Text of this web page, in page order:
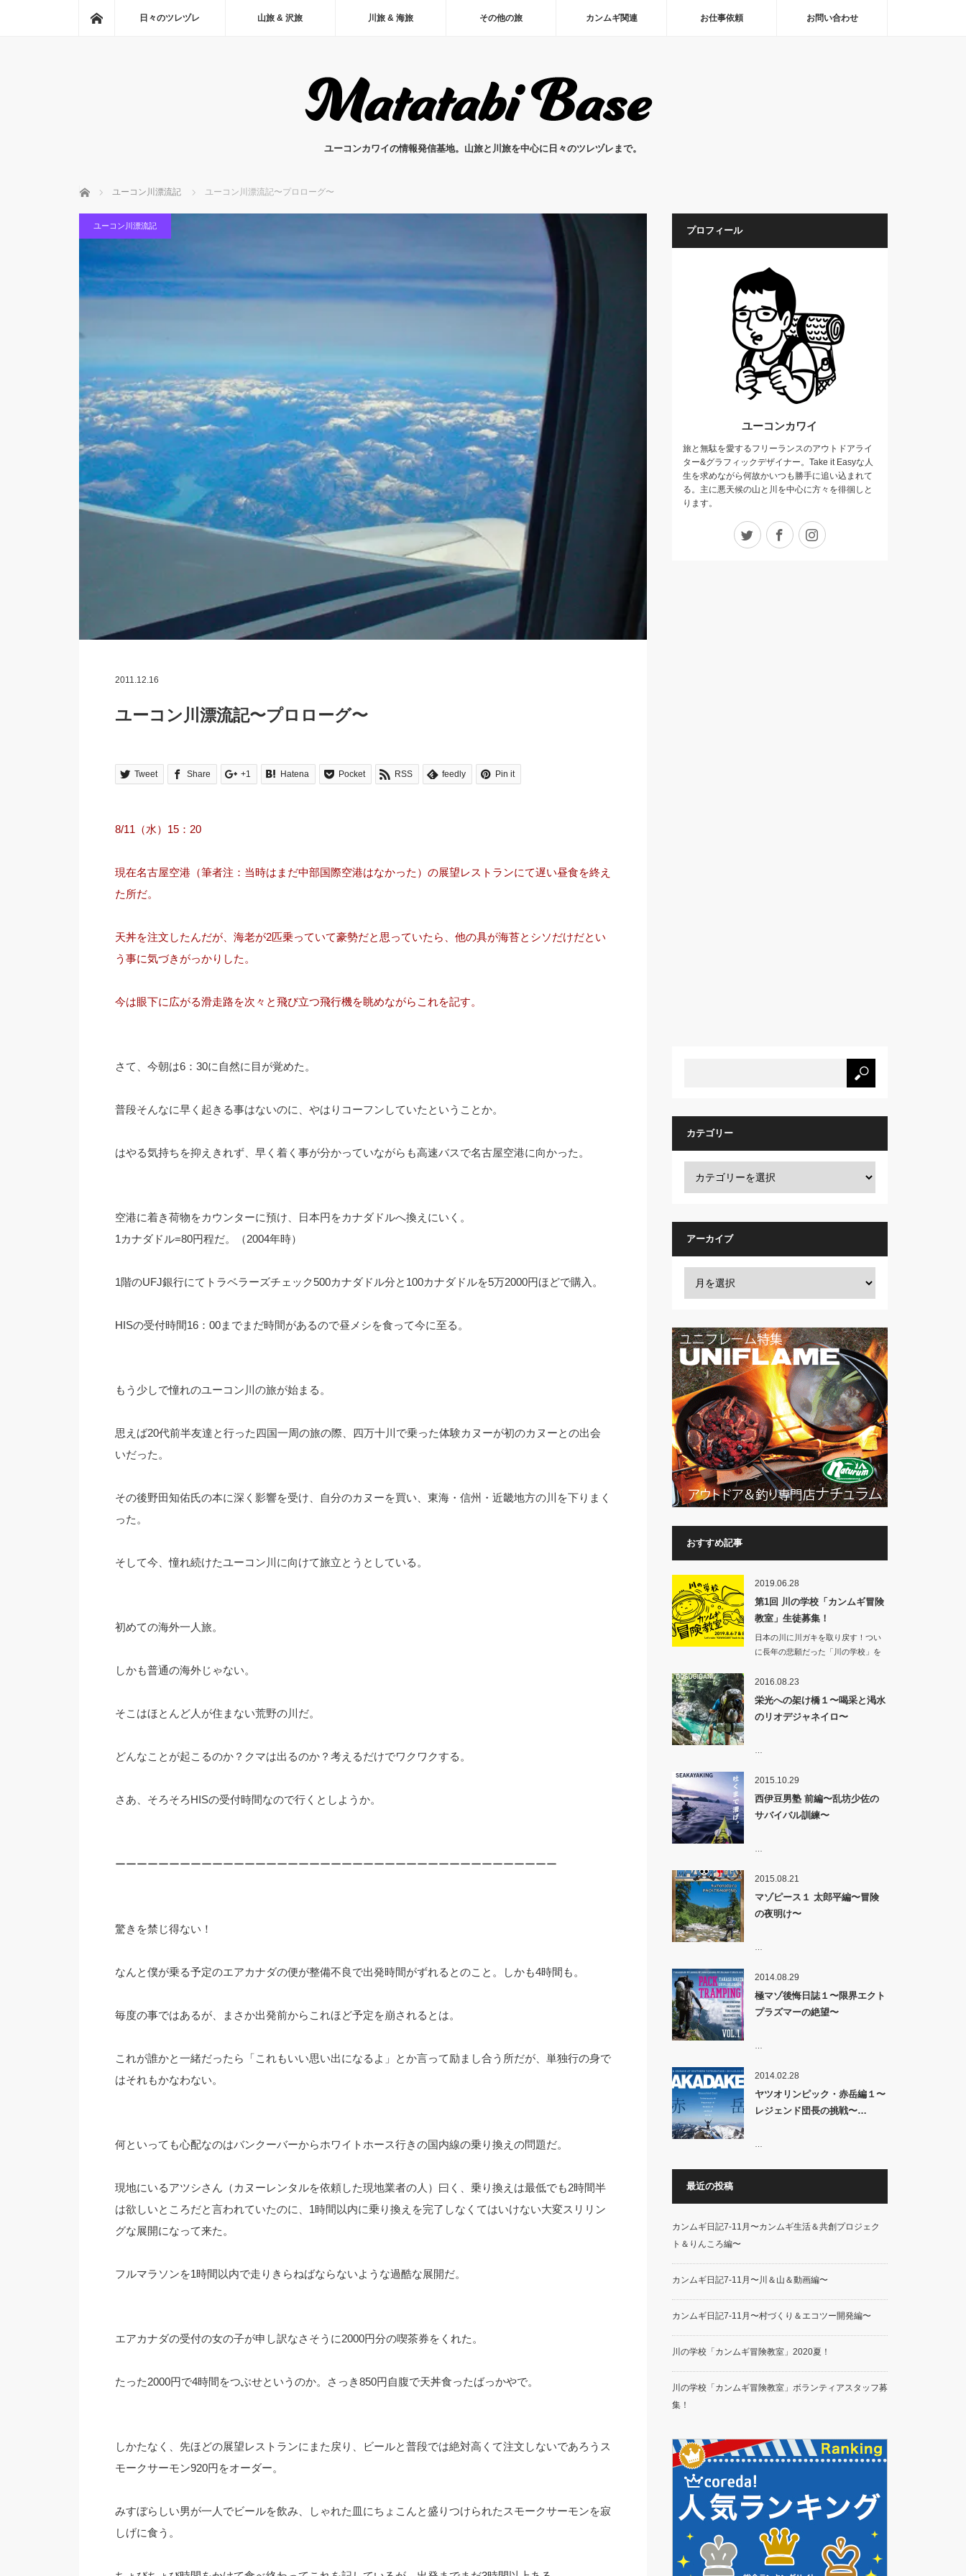
ホーム日々のツレヅレ 山旅 & 沢旅 川旅 & 海旅 その他の旅 カンムギ関連 お仕事依頼 お問い合わせ
ユーコンカワイの情報発信基地。山旅と川旅を中心に日々のツレヅレまで。
ホーム ユーコン川漂流記 ユーコン川漂流記〜プロローグ〜
ユーコン川漂流記
2011.12.16
ユーコン川漂流記〜プロローグ〜
Tweet Share +1 Hatena Pocket RSS feedly Pin it
8/11（水）15：20
現在名古屋空港（筆者注：当時はまだ中部国際空港はなかった）の展望レストランにて遅い昼食を終え
た所だ。
天丼を注文したんだが、海老が2匹乗っていて豪勢だと思っていたら、他の具が海苔とシソだけだとい
う事に気づきがっかりした。
今は眼下に広がる滑走路を次々と飛び立つ飛行機を眺めながらこれを記す。
さて、今朝は6：30に自然に目が覚めた。
普段そんなに早く起きる事はないのに、やはりコーフンしていたということか。
はやる気持ちを抑えきれず、早く着く事が分かっていながらも高速バスで名古屋空港に向かった。
空港に着き荷物をカウンターに預け、日本円をカナダドルへ換えにいく。
1カナダドル=80円程だ。（2004年時）
1階のUFJ銀行にてトラベラーズチェック500カナダドル分と100カナダドルを5万2000円ほどで購入。
HISの受付時間16：00までまだ時間があるので昼メシを食って今に至る。
もう少しで憧れのユーコン川の旅が始まる。
思えば20代前半友達と行った四国一周の旅の際、四万十川で乗った体験カヌーが初のカヌーとの出会
いだった。
その後野田知佑氏の本に深く影響を受け、自分のカヌーを買い、東海・信州・近畿地方の川を下りまく
った。
そして今、憧れ続けたユーコン川に向けて旅立とうとしている。
初めての海外一人旅。
しかも普通の海外じゃない。
そこはほとんど人が住まない荒野の川だ。
どんなことが起こるのか？クマは出るのか？考えるだけでワクワクする。
さあ、そろそろHISの受付時間なので行くとしようか。
ーーーーーーーーーーーーーーーーーーーーーーーーーーーーーーーーーーーーーーーーー
驚きを禁じ得ない！
なんと僕が乗る予定のエアカナダの便が整備不良で出発時間がずれるとのこと。しかも4時間も。
毎度の事ではあるが、まさか出発前からこれほど予定を崩されるとは。
これが誰かと一緒だったら「これもいい思い出になるよ」とか言って励まし合う所だが、単独行の身で
はそれもかなわない。
何といっても心配なのはバンクーバーからホワイトホース行きの国内線の乗り換えの問題だ。
現地にいるアツシさん（カヌーレンタルを依頼した現地業者の人）曰く、乗り換えは最低でも2時間半
は欲しいところだと言われていたのに、1時間以内に乗り換えを完了しなくてはいけない大変スリリン
グな展開になって来た。
フルマラソンを1時間以内で走りきらねばならないような過酷な展開だ。
エアカナダの受付の女の子が申し訳なさそうに2000円分の喫茶券をくれた。
たった2000円で4時間をつぶせというのか。さっき850円自腹で天丼食ったばっかやで。
しかたなく、先ほどの展望レストランにまた戻り、ビールと普段では絶対高くて注文しないであろうス
モークサーモン920円をオーダー。
みすぼらしい男が一人でビールを飲み、しゃれた皿にちょこんと盛りつけられたスモークサーモンを寂
しげに食う。
プロフィール
ユーコンカワイ
旅と無駄を愛するフリーランスのアウトドアライ
ター&グラフィックデザイナー。Take it Easyな人
生を求めながら何故かいつも勝手に追い込まれて
る。主に悪天候の山と川を中心に方々を徘徊しと
ります。
Twitter Facebook
カテゴリー
アーカイブ
おすすめ記事
2019.06.28
第1回 川の学校「カンムギ冒険
教室」生徒募集！
日本の川に川ガキを取り戻す！つい
に長年の悲願だった「川の学校」を
2016.08.23
栄光への架け橋１〜喝采と渇水
のリオデジャネイロ〜
2015.10.29
西伊豆男塾 前編〜乱坊少佐の
サバイバル訓練〜
2015.08.21
マゾピース１ 太郎平編〜冒険
の夜明け〜
2014.08.29
極マゾ後悔日誌１〜限界エクト
プラズマーの絶望〜
2014.02.28
ヤツオリンピック・赤岳編１〜
レジェンド団長の挑戦〜…
最近の投稿
カンムギ日記7-11月〜カンムギ生活＆共創プロジェク
ト＆りんころ編〜
カンムギ日記7-11月〜川＆山＆動画編〜
カンムギ日記7-11月〜村づくり＆エコツー開発編〜
川の学校「カンムギ冒険教室」2020夏！
川の学校「カンムギ冒険教室」ボランティアスタッフ募
集！